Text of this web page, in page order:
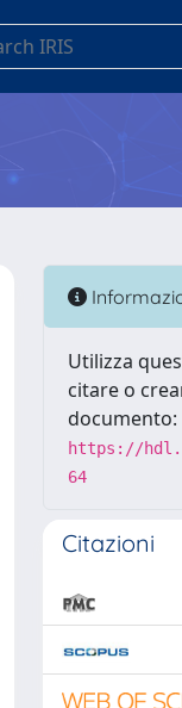
Utilizza
citare o
documento:
https://
64
Citazioni